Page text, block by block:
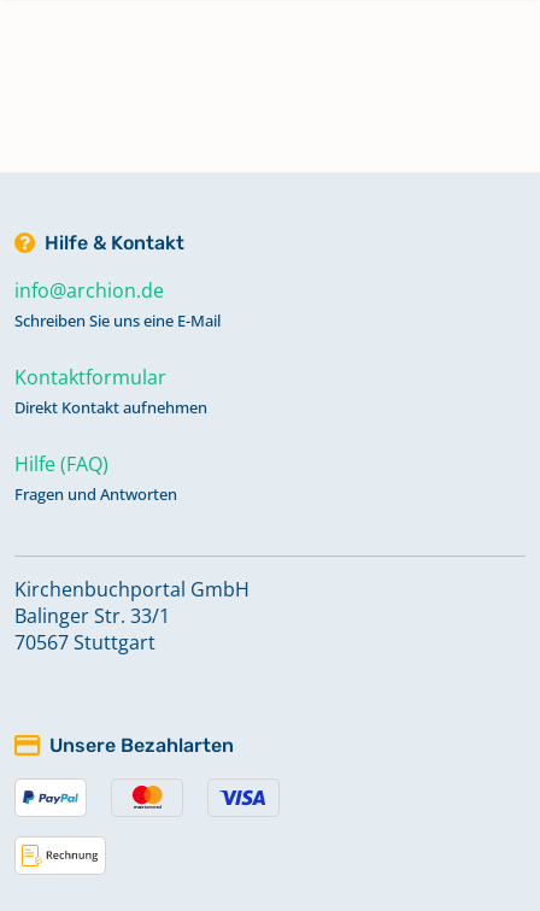
1919-1953
Keine verfügbaren Digitalisate
Keine verfügbaren Digitalisate
Konfirmationen 1997-2021
Keine verfügbaren Digitalisate
Taufen 1818-1853
Taufen 1853-1875
Taufen 1945-1991
Taufen 1992-2021
Keine verfügbaren Digitalisate
Hilfe & Kontakt
info@archion.de
Schreiben Sie uns eine E-Mail
Kontaktformular
Direkt Kontakt aufnehmen
Hilfe (FAQ)
Fragen und Antworten
Kirchenbuchportal GmbH
Balinger Str. 33/1
70567 Stuttgart
Unsere Bezahlarten